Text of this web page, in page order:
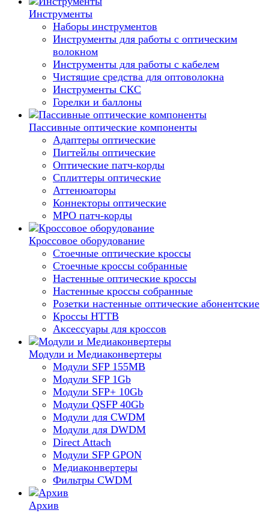
Инструменты
Наборы инструментов
Инструменты для работы с оптическим
волокном
Инструменты для работы с кабелем
Чистящие средства для оптоволокна
Инструменты СКС
Горелки и баллоны
Пассивные оптические компоненты
Адаптеры оптические
Пигтейлы оптические
Оптические патч-корды
Сплиттеры оптические
Аттенюаторы
Коннекторы оптические
MPO патч-корды
Кроссовое оборудование
Стоечные оптические кроссы
Стоечные кроссы собранные
Настенные оптические кроссы
Настенные кроссы собранные
Розетки настенные оптические абонентские
Кроссы HTTB
Аксессуары для кроссов
Модули и Медиаконвертеры
Модули SFP 155MB
Модули SFP 1Gb
Модули SFP+ 10Gb
Модули QSFP 40Gb
Модули для CWDM
Модули для DWDM
Direct Attach
Модули SFP GPON
Медиаконвертеры
Фильтры CWDM
Архив